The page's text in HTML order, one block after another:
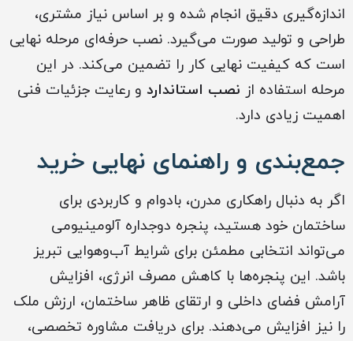
اندازه‌گیری دقیق انجام شده و بر اساس نیاز مشتری،
طراحی و تولید صورت می‌گیرد. نصب حرفه‌ای مرحله نهایی
است که کیفیت نهایی کار را تضمین می‌کند. در این
مرحله استفاده از نصب استاندارد و رعایت جزئیات فنی
اهمیت زیادی دارد.
جمع‌بندی و راهنمای نهایی خرید
اگر به دنبال راهکاری مدرن، بادوام و کاربردی برای
ساختمان خود هستید، پنجره دوجداره آلومینیومی
می‌تواند انتخابی مطمئن برای شرایط آب‌وهوایی تبریز
باشد. این پنجره‌ها با کاهش مصرف انرژی، افزایش
آرامش فضای داخلی و ارتقای ظاهر ساختمان، ارزش ملک
را نیز افزایش می‌دهند. برای دریافت مشاوره تخصصی،